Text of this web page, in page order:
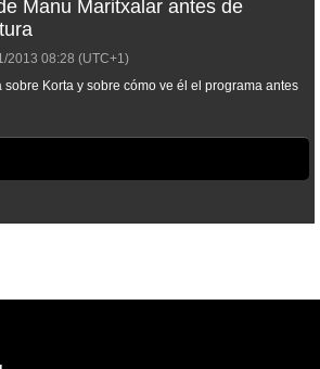
Manu Maritxalar antes de
2013 08:28 (UTC+1)
Korta y sobre cómo ve él el programa antes